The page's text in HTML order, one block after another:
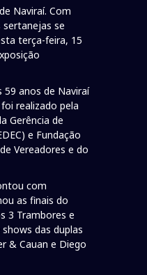
Naviraí. Com
se
terça-feira, 15
anos de Naviraí
realizado pela
Gerência de
e Fundação
Vereadores e do
com
as finais do
3 Trambores e
das duplas
& Cauan e Diego